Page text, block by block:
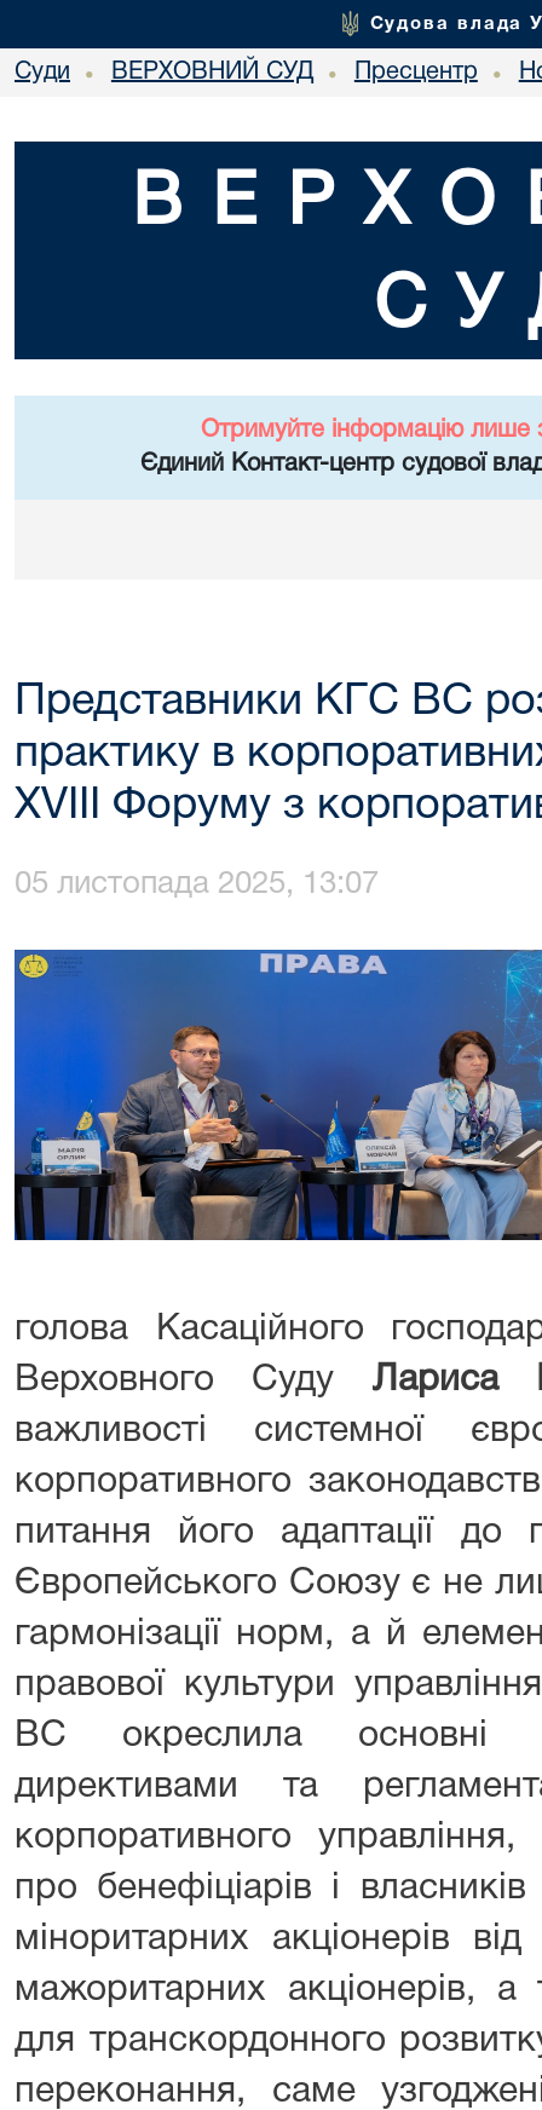
Судова влада
Суди • ВЕРХОВНИЙ СУД • Пресцентр •
Отримуйте інформацію лише
Єдиний Контакт-центр судової
Представники КГС ВС
практику в
XVIII Форуму з
05 листопада 2025, 13:07
голова Касаційного
Верховного Суду Лариса
важливості системної
корпоративного
питання його адаптації до
Європейського Союзу є не
гармонізації норм, а й
правової культури
ВС окреслила основні
директивами та
корпоративного управління,
про бенефіціарів і
міноритарних акціонерів
мажоритарних акціонерів,
для транскордонного
переконання, саме